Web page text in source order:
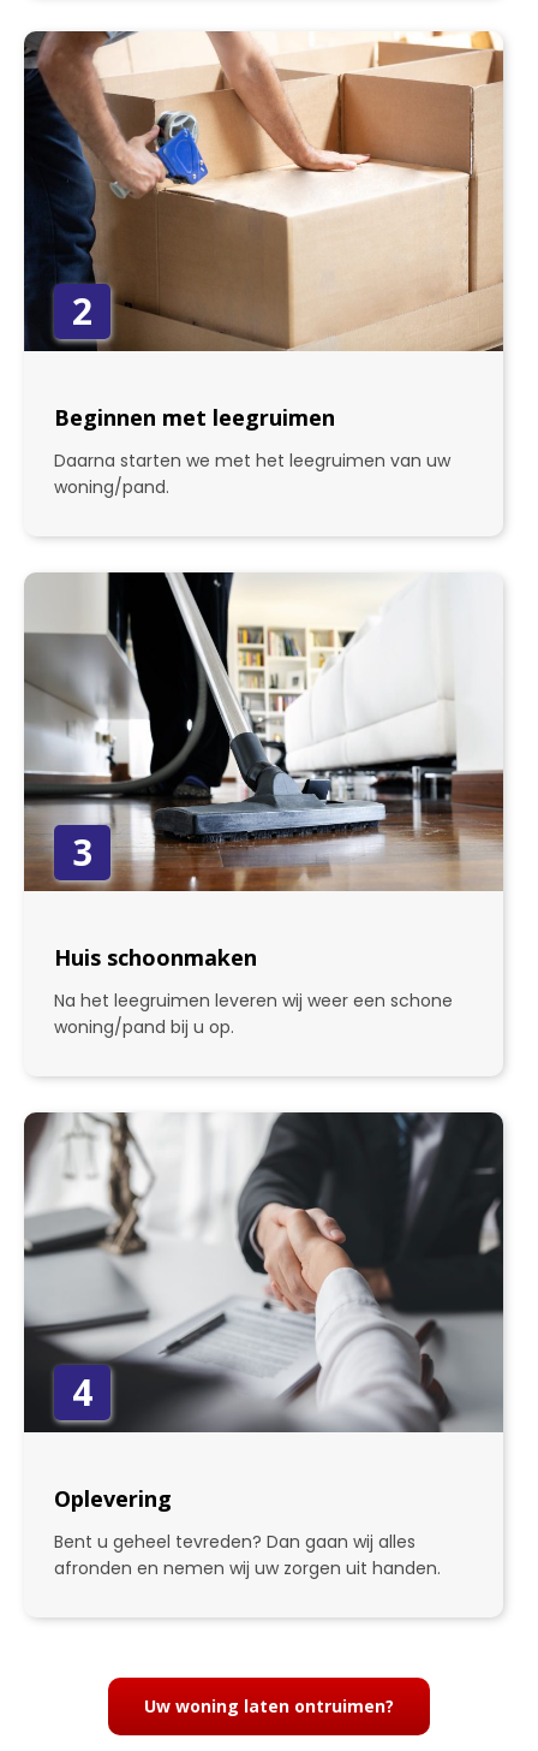
1
2
Beginnen met leegruimen
Daarna starten we met het leegruimen van uw
woning/pand.
3
Huis schoonmaken
Na het leegruimen leveren wij weer een schone
woning/pand bij u op.
4
Oplevering
Bent u geheel tevreden? Dan gaan wij alles
afronden en nemen wij uw zorgen uit handen.
Uw woning laten ontruimen?